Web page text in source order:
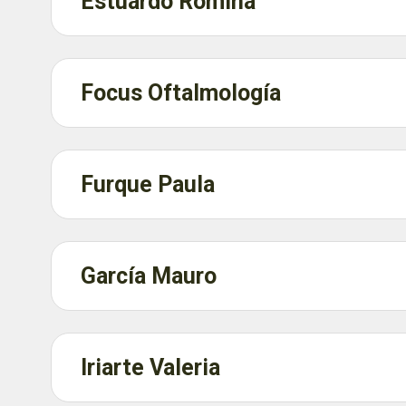
Focus Oftalmología
Furque Paula
García Mauro
Iriarte Valeria